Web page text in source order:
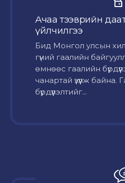
Ачаа тээврийн
үйлчилгээ
Бид Монгол улсын
гүний гаалийн
өмнөөс гаалийн
чанартай үзүүлж байна.
бүрдүүлэлтийг...